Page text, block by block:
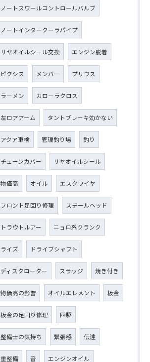
ノートスワールコントロールバルブ
ノートインタークーラパイプ
リヤオイルシール交換 エンジン脱着
ピクシス メンバー プリウス
ラーメン カローラクロス
左ロアアーム タントブレーキ効かない
アクア車検 管理釣り場 釣り
チェーンカバー リヤオイルシール
物価高 オイル エスクワイヤ
フロント足回り修理 スチールヘッド
トラウトルアー ニョロ系クランク
ライズ ドライブシャフト
ディスクローター スラッジ 焼き付き
物価高の影響 オイルエレメント 板金
板金の足回り修理 四駆
整備士の気持ち 緊張感 伝達
重整備 音 エンジンオイル